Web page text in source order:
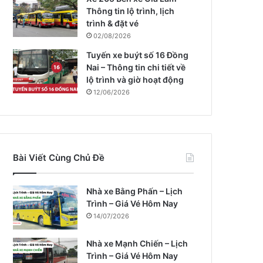
Thông tin lộ trình, lịch
trình & đặt vé
02/08/2026
Tuyến xe buýt số 16 Đồng
Nai – Thông tin chi tiết về
lộ trình và giờ hoạt động
12/06/2026
Bài Viết Cùng Chủ Đề
Nhà xe Bằng Phấn – Lịch
Trình – Giá Vé Hôm Nay
14/07/2026
Nhà xe Mạnh Chiến – Lịch
Trình – Giá Vé Hôm Nay